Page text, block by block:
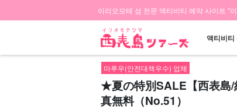
이리오모테 섬 전문 액티비티 예약 사이트 "
액티비티
마루우(안전대책우수) 업체
★夏の特別SALE【西表島
真無料（No.51）